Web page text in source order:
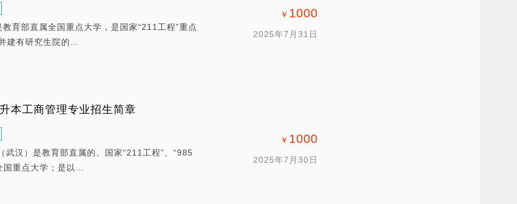
￥ 1000
2025年7月31日
育部直属全国重点大学，是国家“211工程”重点
建有研究生院的…
￥ 1000
2025年7月30日
本工商管理专业招生简章
汉）是教育部直属的、国家“211工程”、“985
国重点大学；是以…